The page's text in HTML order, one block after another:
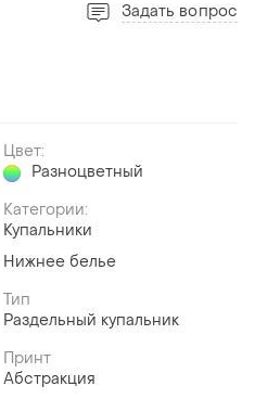
Задать вопрос
Цвет:
Разноцветный
Категории:
Купальники
Нижнее белье
Тип
Раздельный купальник
Принт
Абстракция